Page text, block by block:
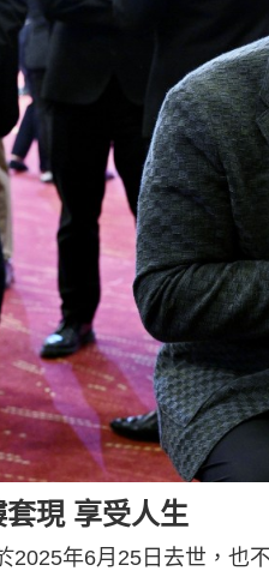
套現 享受人生
2025年6月25日去世，也